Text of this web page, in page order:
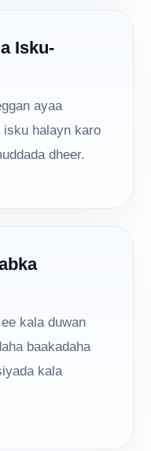
Isku-
ayaa
halayn karo
dheer.
kala duwan
baakadaha
kala